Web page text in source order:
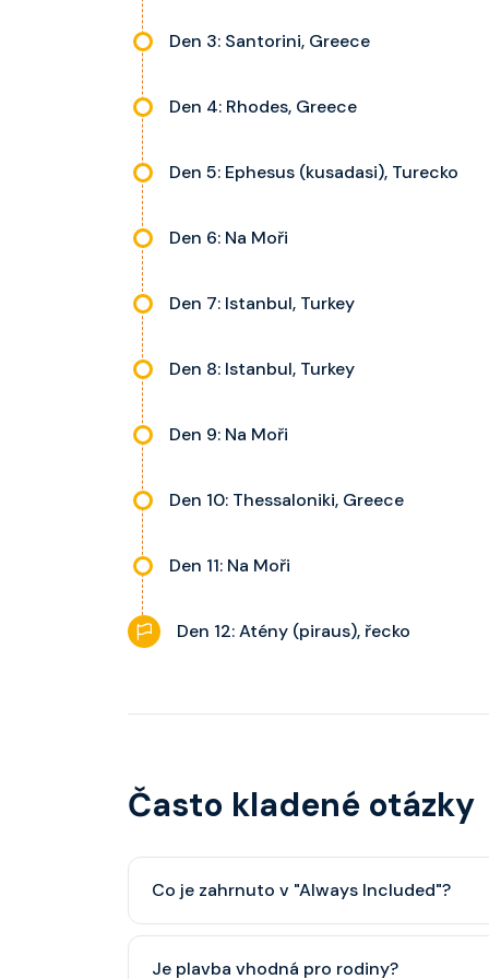
Den 3: Santorini, Greece
Den 4: Rhodes, Greece
Den 5: Ephesus (kusadasi), Turecko
Den 6: Na Moři
Den 7: Istanbul, Turkey
Den 8: Istanbul, Turkey
Den 9: Na Moři
Den 10: Thessaloniki, Greece
Den 11: Na Moři
Den 12: Atény (piraus), řecko
Často kladené otázky
Co je zahrnuto v "Always Included"?
Je plavba vhodná pro rodiny?